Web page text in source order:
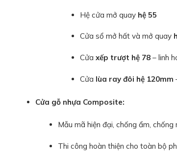
Hệ cửa mở quay hệ 55
Cửa sổ mở hất và mở quay
Cửaxếp trượt hệ 78 – linh
Cửa lùa ray đôi hệ 120mm
Cửa gỗ nhựa Composite:
Mẫu mã hiện đại, chống ẩm,
Thi công hoàn thiện cho toàn bộ